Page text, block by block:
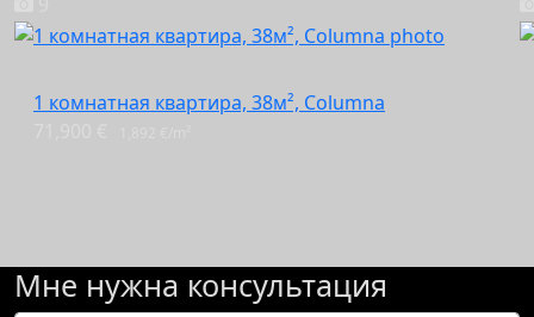
1 комнатная квартира, 38м², Columna
Мне нужна консультация